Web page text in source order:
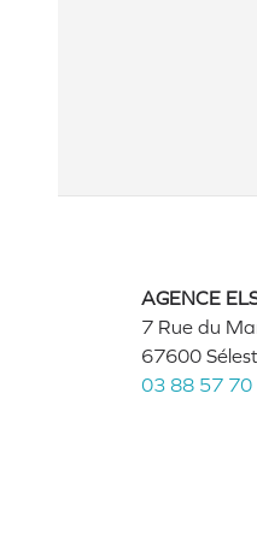
AGENCE
7 Rue du
67600
03 88 57 70